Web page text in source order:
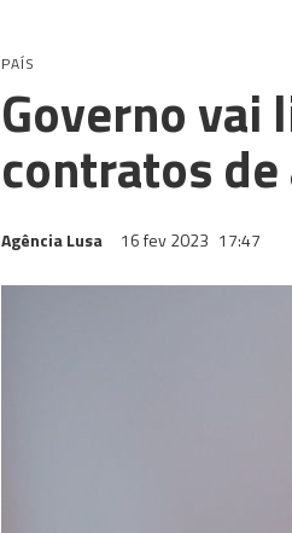
PAÍS
Governo vai
contratos
Agência Lusa 16 fev 2023 17:47